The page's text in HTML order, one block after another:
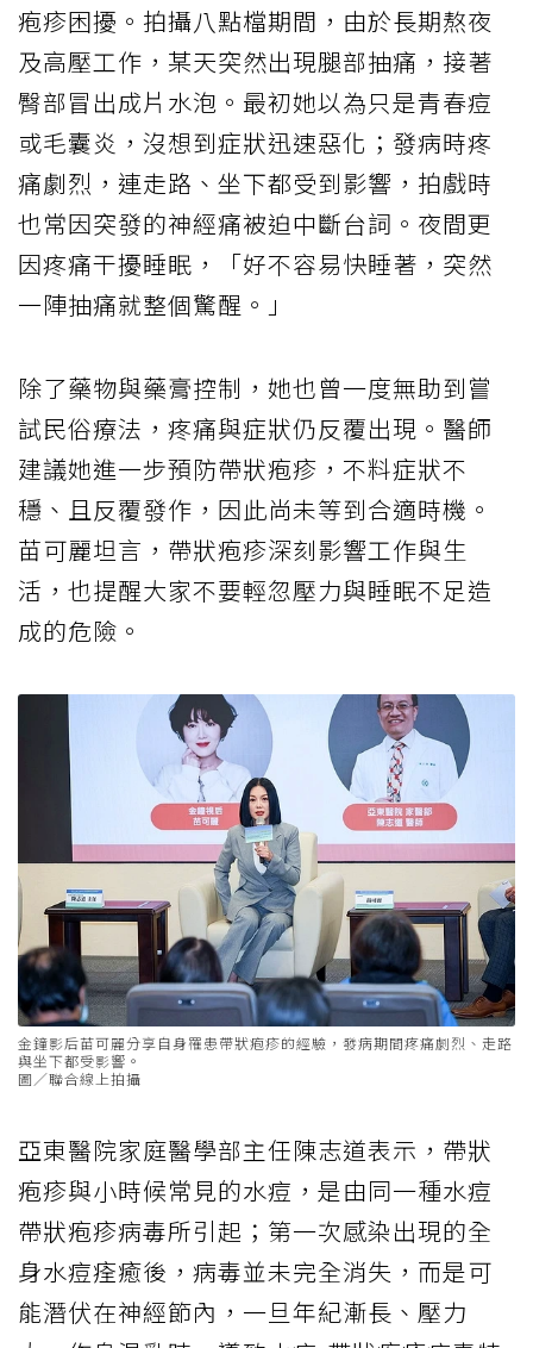
疱疹困擾。拍攝八點檔期間，由於長期熬夜
及高壓工作，某天突然出現腿部抽痛，接著
臀部冒出成片水泡。最初她以為只是青春痘
或毛囊炎，沒想到症狀迅速惡化；發病時疼
痛劇烈，連走路、坐下都受到影響，拍戲時
也常因突發的神經痛被迫中斷台詞。夜間更
因疼痛干擾睡眠，「好不容易快睡著，突然
一陣抽痛就整個驚醒。」
除了藥物與藥膏控制，她也曾一度無助到嘗
試民俗療法，疼痛與症狀仍反覆出現。醫師
建議她進一步預防帶狀疱疹，不料症狀不
穩、且反覆發作，因此尚未等到合適時機。
苗可麗坦言，帶狀疱疹深刻影響工作與生
活，也提醒大家不要輕忽壓力與睡眠不足造
成的危險。
金鐘影后苗可麗分享自身罹患帶狀疱疹的經驗，發病期間疼痛劇烈、走路
與坐下都受影響。
圖／聯合線上拍攝
亞東醫院家庭醫學部主任陳志道表示，帶狀
疱疹與小時候常見的水痘，是由同一種水痘
帶狀疱疹病毒所引起；第一次感染出現的全
身水痘痊癒後，病毒並未完全消失，而是可
能潛伏在神經節內，一旦年紀漸長、壓力